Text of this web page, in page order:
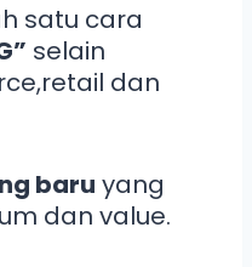
satu cara
selain
dan
baru yang
dan value.